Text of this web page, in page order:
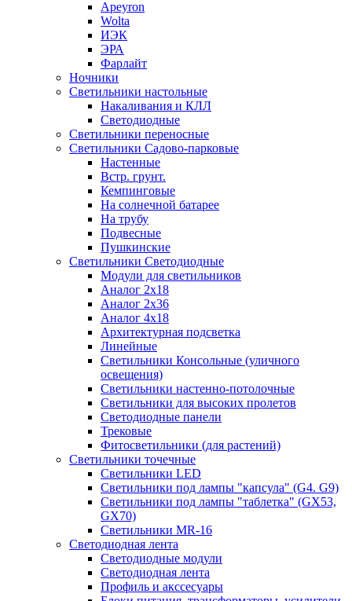
Apeyron
Wolta
ИЭК
ЭРА
Фарлайт
Ночники
Светильники настольные
Накаливания и КЛЛ
Светодиодные
Светильники переносные
Светильники Садово-парковые
Настенные
Встр. грунт.
Кемпинговые
На солнечной батарее
На трубу
Подвесные
Пушкинские
Светильники Светодиодные
Модули для светильников
Аналог 2х18
Аналог 2х36
Аналог 4х18
Архитектурная подсветка
Линейные
Светильники Консольные (уличного
освещения)
Светильники настенно-потолочные
Светильники для высоких пролетов
Светодиодные панели
Трековые
Фитосветильники (для растений)
Светильники точечные
Светильники LED
Светильники под лампы "капсула" (G4. G9)
Светильники под лампы "таблетка" (GX53,
GX70)
Светильники MR-16
Светодиодная лента
Светодиодные модули
Светодиодная лента
Профиль и акссесуары